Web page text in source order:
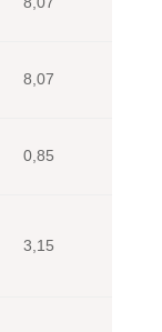
8,07
0,85
3,15